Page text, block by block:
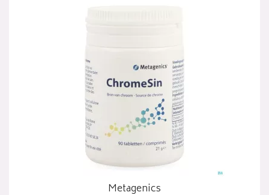
Metagenics